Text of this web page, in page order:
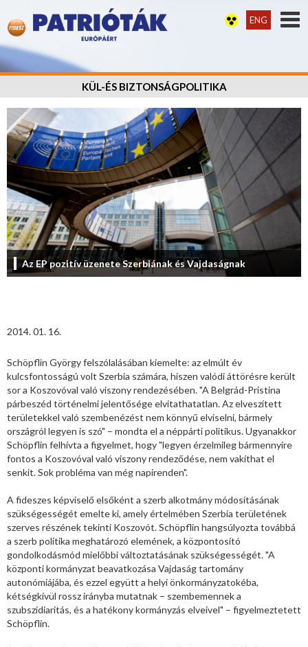
ENG
KÜL-ÉS BIZTONSÁGPOLITIKA
Az EP pozitív üzenete Szerbiának és Vajdaságnak
2014. 01. 16.
Schöpflin György felszólalásában kiemelte: az elmúlt év
kulcsfontosságú volt Szerbia számára, hiszen valódi áttörésre került
sor a Koszovóval való viszony rendezésében. "A Belgrád-Pristina
párbeszéd történelmi jelentősége elvitathatatlan. Az elveszített
területekkel való szembenézést nem könnyű elviselni, bármely
országról legyen is szó" – mondta el a néppárti politikus. Ugyanakkor
Schöpflin felhívta a figyelmet, hogy "legyen érzelmileg bármennyire
fontos a Koszovóval való viszony rendeződése, nem vakíthat el
senkit. Sok probléma van még napirenden".
A fideszes képviselő elsőként a szerb alkotmány módosításának
szükségességét emelte ki, amely értelmében Szerbia területének
szerves részének tekinti Koszovót. Schöpflin hangsúlyozta továbbá
a szerb politika meghatározó elemének, a központosító
gondolkodásmód mielőbbi változtatásának szükségességét. "A
központi kormányzat beavatkozása Vajdaság tartomány
autonómiájába, és ezzel együtt a helyi önkormányzatokéba,
kétségkívül rossz irányba mutatnak – szembemennek a
szubszidiaritás, és a hatékony kormányzás elveivel" – figyelmeztetett
Schöpflin.